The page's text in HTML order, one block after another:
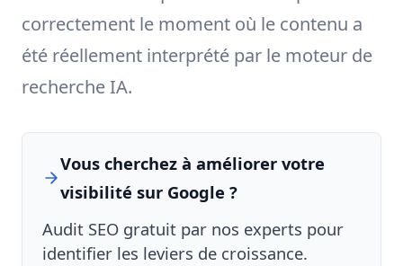
correctement le moment où le contenu a
été réellement interprété par le moteur de
recherche IA.
Vous cherchez à améliorer votre
visibilité sur Google ?
Audit SEO gratuit par nos experts pour
identifier les leviers de croissance.